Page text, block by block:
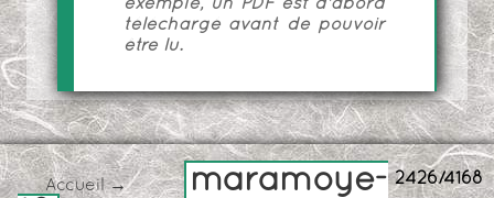
exemple, un PDF est d'abord
téléchargé avant de pouvoir
être lu.
2426/4168
Accueil→
maramoye-